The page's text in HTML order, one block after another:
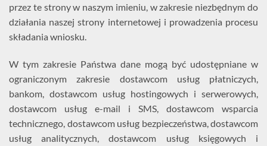
przez te strony w naszym imieniu, w zakresie niezbędnym do
działania naszej strony internetowej i prowadzenia procesu
składania wniosku.
W tym zakresie Państwa dane mogą być udostępniane w
ograniczonym zakresie dostawcom usług płatniczych,
bankom, dostawcom usług hostingowych i serwerowych,
dostawcom usług e-mail i SMS, dostawcom wsparcia
technicznego, dostawcom usług bezpieczeństwa, dostawcom
usług analitycznych, dostawcom usług księgowych i